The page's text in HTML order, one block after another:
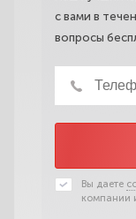
с вами в
вопросы
Вы даете
компании